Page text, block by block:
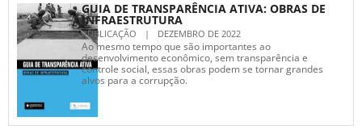
GUIA DE TRANSPARÊNCIA ATIVA: OBRAS DE
INFRAESTRUTURA
PUBLICAÇÃO | DEZEMBRO DE 2022
Ao mesmo tempo que são importantes ao
desenvolvimento econômico, sem transparência e
controle social, essas obras podem se tornar grandes
alvos para a corrupção.